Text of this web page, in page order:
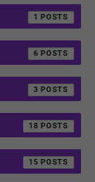
1
6
3
18
15